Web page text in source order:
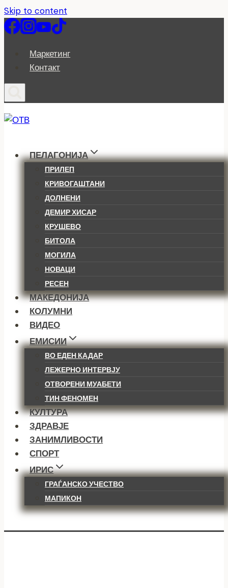
Skip to content
Маркетинг
Контакт
ПЕЛАГОНИЈА
ПРИЛЕП
КРИВОГАШТАНИ
ДОЛНЕНИ
ДЕМИР ХИСАР
КРУШЕВО
БИТОЛА
МОГИЛА
НОВАЦИ
РЕСЕН
МАКЕДОНИЈА
КОЛУМНИ
ВИДЕО
ЕМИСИИ
ВО ЕДЕН КАДАР
ЛЕЖЕРНО ИНТЕРВЈУ
ОТВОРЕНИ МУАБЕТИ
ТИН ФЕНОМЕН
КУЛТУРА
ЗДРАВЈЕ
ЗАНИМЛИВОСТИ
СПОРТ
ИРИС
ГРАЃАНСКО УЧЕСТВО
МАПИКОН